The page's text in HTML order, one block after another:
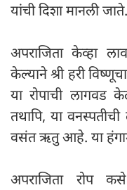
यांची दिशा मानली जाते.
अपराजिता केव्हा
केल्याने श्री हरी
या रोपाची लागवड
तथापि, या
वसंत ऋतु आहे. या
अपराजिता रोप